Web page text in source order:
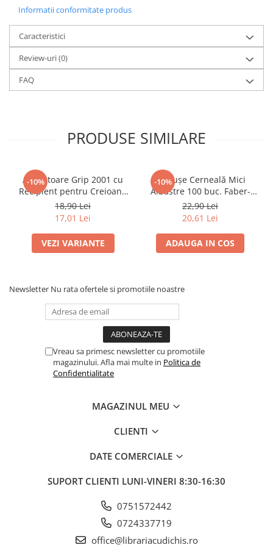
Bibliorafturi
Caiete mecanice
Clipboard-uri
Dosare Carton
Dosare Plastic
Folii de protecție
Penare cu doua compartimente
Penare cu un compartiment
Penare echipate
Penare neechipate
Pictură și desen
Accesorii pentru pictură
Acuarele
Culori acrilice
Culori în ulei
Tempera și Guașe
Tăiere și lipire
Informatii conformitate produs
Caracteristici
Review-uri(0)
FAQ
PRODUSE SIMILARE
-10%
Ascuțitoare Grip 2001 cu
Recipient pentru Creioane
Standard și Jumbo Faber-
Castell
18,90 Lei
17,01 Lei
VEZI VARIANTE
-10%
Cartușe Cerneală Mici
Albastre 100 buc. Faber-
Castell
22,90 Lei
20,61 Lei
ADAUGA IN COS
Newsletter Nu rata ofertele si promotiile noastre
Vreau sa primesc newsletter cu promotiile
magazinului. Afla mai multe in Politica de
Confidentialitate
MAGAZINUL MEU
CLIENTI
DATE COMERCIALE
SUPORT CLIENTI LUNI-VINERI 8:30-16:30
0751572442
0724337719
office@librariacudichis.ro